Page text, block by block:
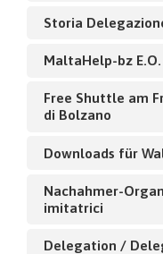
Storia
MaltaHelp-bz E.O.
Free Shuttle am
di Bolzano
Downloads für
Nachahmer-
imitatrici
Delegation /